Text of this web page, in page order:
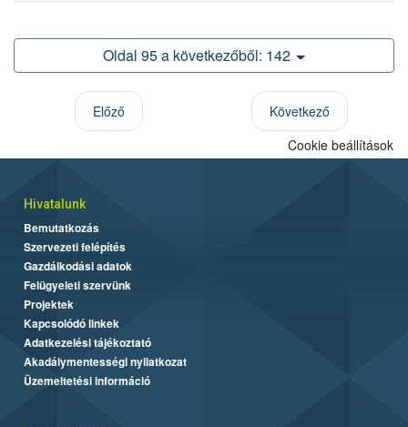
Oldal 95 a következőből: 142
Előző
Következő
Cookie beállítások
Hivatalunk
Bemutatkozás
Szervezeti felépítés
Gazdálkodási adatok
Felügyeleti szervünk
Projektek
Kapcsolódó linkek
Adatkezelési tájékoztató
Akadálymentességi nyilatkozat
Üzemeltetési információ